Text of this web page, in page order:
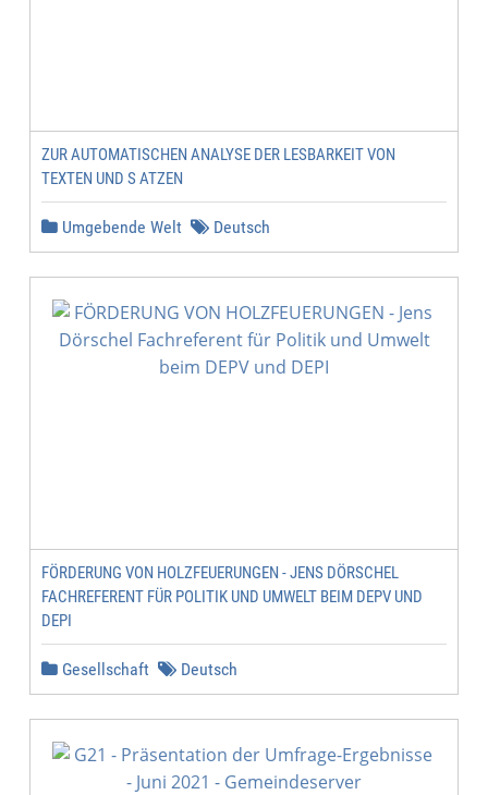
ZUR AUTOMATISCHEN ANALYSE DER LESBARKEIT VON
TEXTEN UND S ATZEN
Umgebende Welt Deutsch
FÖRDERUNG VON HOLZFEUERUNGEN - JENS DÖRSCHEL
FACHREFERENT FÜR POLITIK UND UMWELT BEIM DEPV UND
DEPI
Gesellschaft Deutsch